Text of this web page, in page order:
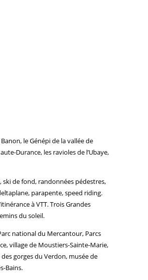
le Génépi de la vallée de
Durance, les ravioles de l’Ubaye,
ski de fond, randonnées pédestres,
parapente, speed riding.
à VTT. Trois Grandes
du soleil.
national du Mercantour, Parcs
village de Moustiers-Sainte-Marie,
gorges du Verdon, musée de
Bains.